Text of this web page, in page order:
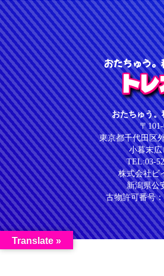
おたちゅう
ト
おたちゅう。
〒
東京都千代田区
小暮末広
TEL:03-
株式会社ビ
新潟県公
古物許可番号：
Translate »